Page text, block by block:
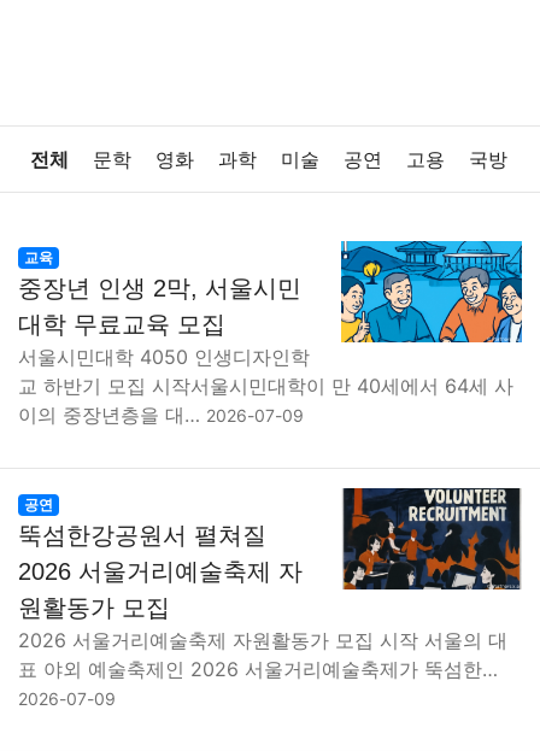
전체 문학 영화 과학 미술 공연 고용 국방
보건 질병 가요 방송 일상 주식 암호화폐
블록체인 결혼 육아 반려동물
증권 인테리어 요리 상품리뷰
게임 자동차 취미 여행
IT 컴퓨터 기술 종교 사회 정치 건강
의료 의학 경제
교통 생활
교육
중장년 인생 2막, 서울시민
대학 무료교육 모집
서울시민대학 4050 인생디자인학
교 하반기 모집 시작서울시민대학이 만 40세에서 64세 사
이의 중장년층을 대… 2026-07-09
공연
뚝섬한강공원서 펼쳐질
2026 서울거리예술축제 자
원활동가 모집
2026 서울거리예술축제 자원활동가 모집 시작 서울의 대
표 야외 예술축제인 2026 서울거리예술축제가 뚝섬한…
2026-07-09